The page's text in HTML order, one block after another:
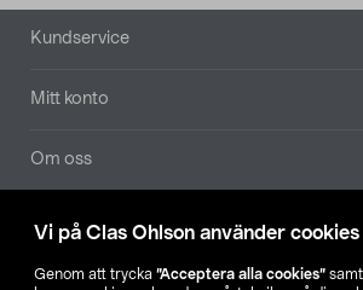
Vi på Clas Ohlson använder cookies
Genom att trycka ”Acceptera alla cookies”
Sidfot
Kundservice
Mitt konto
Om oss
Aktuellt
Våra bolag